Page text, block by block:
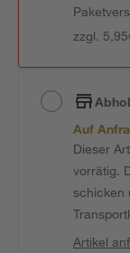
zzgl.
Auf
Dieser
vorrätig.
schicken
Artikel